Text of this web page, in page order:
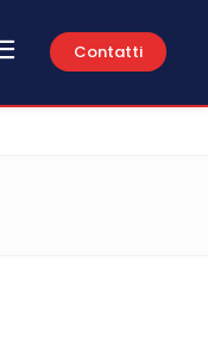
Contatti